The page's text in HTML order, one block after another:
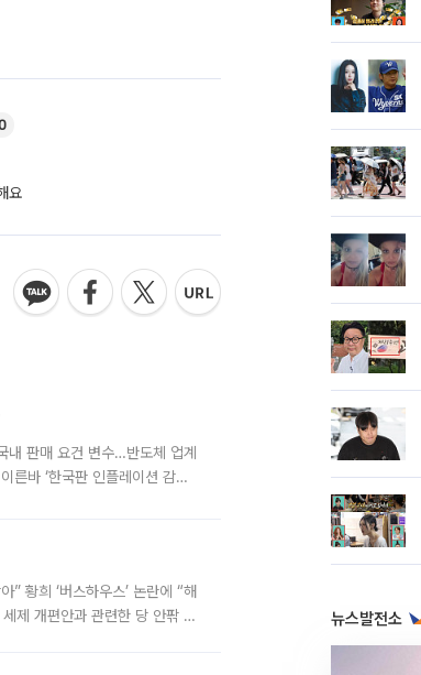
요
내 판매 요건 변수…반도체 업계
른바 ‘한국판 인플레이션 감축
황희 ‘버스하우스’ 논란에 “해
제 개편안과 관련한 당 안팎 의
뉴스발전소